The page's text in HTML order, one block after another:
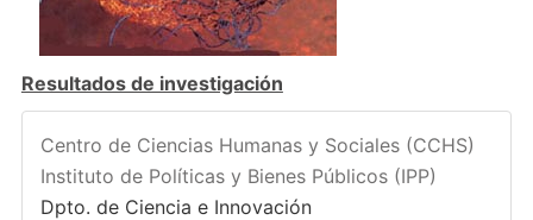
Resultados de investigación
Centro de Ciencias Humanas y Sociales (CCHS)
Instituto de Políticas y Bienes Públicos (IPP)
Dpto. de Ciencia e Innovación